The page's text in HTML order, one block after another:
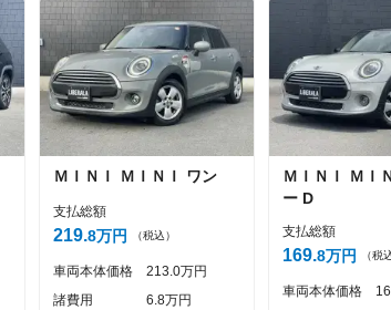
投稿する
ＭＩＮＩ ＭＩＮＩ ワン
支払総額
219 8万円 （税込）
車両本体価格 213 0万円
諸費用
6 8万円
ＭＩＮＩ ＭＩ
ー D
支払総額
169 8万円 （税
車両本体価格